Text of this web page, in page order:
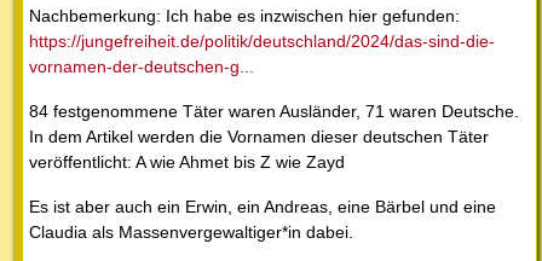
Nachbemerkung: Ich habe es inzwischen hier gefunden:
https://jungefreiheit.de/politik/deutschland/2024/das-sind-die-
vornamen-der-deutschen-g...
84 festgenommene Täter waren Ausländer, 71 waren Deutsche.
In dem Artikel werden die Vornamen dieser deutschen Täter
veröffentlicht: A wie Ahmet bis Z wie Zayd
Es ist aber auch ein Erwin, ein Andreas, eine Bärbel und eine
Claudia als Massenvergewaltiger*in dabei.